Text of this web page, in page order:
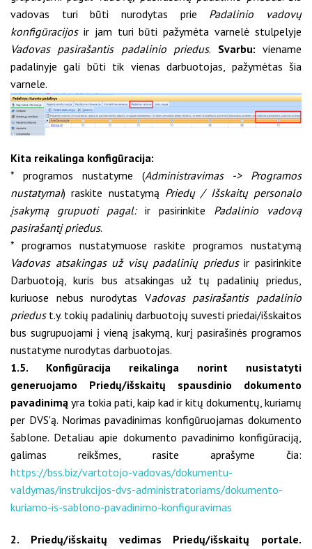
vadovas turi būti nurodytas prie Padalinio vadovų
konfigūracijosir jam turi būti pažymėta varnelė stulpelyje
Vadovas pasirašantis padalinio priedus. Svarbu: viename
padalinyje gali būti tik vienas darbuotojas, pažymėtas šia
varnele.
Kita reikalinga konfigūracija:
* programos nustatyme (Administravimas -> Programos
nustatymai) raskite nustatymą Priedų / Išskaitų personalo
įsakymą grupuoti pagal:ir pasirinkite Padalinio vadovą
pasirašantį priedus.
* programos nustatymuose raskite programos nustatymą
Vadovas atsakingas už visų padalinių priedusir pasirinkite
Darbuotoją, kuris bus atsakingas už tų padalinių priedus,
kuriuose nebus nurodytas Vadovas pasirašantis padalinio
priedust.y. tokių padalinių darbuotojų suvesti priedai/išskaitos
bus sugrupuojami į vieną įsakymą, kurį pasirašinės programos
nustatyme nurodytas darbuotojas.
1.5. Konfigūracija reikalinga norint nusistatyti
generuojamo Priedų/išskaitų spausdinio dokumento
pavadinimą yra tokia pati, kaip kad ir kitų dokumentų, kuriamų
per DVS'ą. Norimas pavadinimas konfigūruojamas dokumento
šablone. Detaliau apie dokumento pavadinimo konfigūraciją,
galimas reikšmes, rasite aprašyme čia:
https://bss.biz/vartotojo-vadovas/dokumentu-
valdymas/instrukcijos-dvs-administratoriams/dokumento-
kuriamo-is-sablono-pavadinimo-konfiguravimas
2. Priedų/išskaitų vedimas Priedų/išskaitų portale.